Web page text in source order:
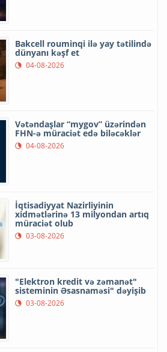
Bakcell rouminqi ilə yay tətilində
dünyanı kəşf et
04-08-2026
Vətəndaşlar “mygov” üzərindən
FHN-ə müraciət edə biləcəklər
04-08-2026
İqtisadiyyat Nazirliyinin
xidmətlərinə 13 milyondan artıq
müraciət olub
03-08-2026
"Elektron kredit və zəmanət"
sisteminin Əsasnaməsi" dəyişib
03-08-2026